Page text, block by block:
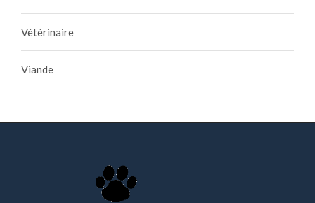
Vétérinaire
Viande